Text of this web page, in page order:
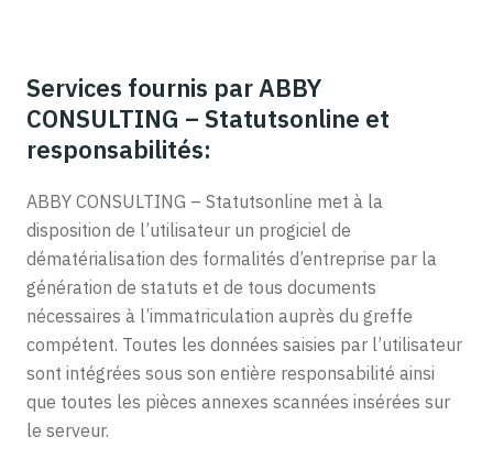
Services fournis par ABBY
CONSULTING – Statutsonline et
responsabilités:
ABBY CONSULTING – Statutsonline met à la
disposition de l’utilisateur un progiciel de
dématérialisation des formalités d’entreprise par la
génération de statuts et de tous documents
nécessaires à l’immatriculation auprès du greffe
compétent. Toutes les données saisies par l’utilisateur
sont intégrées sous son entière responsabilité ainsi
que toutes les pièces annexes scannées insérées sur
le serveur.